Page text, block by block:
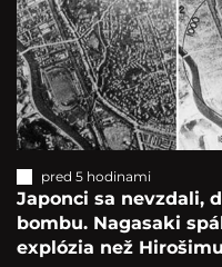
pred 5 hodinami
Japonci sa nevzdali,
bombu. Nagasaki
explózia než Hirošimu